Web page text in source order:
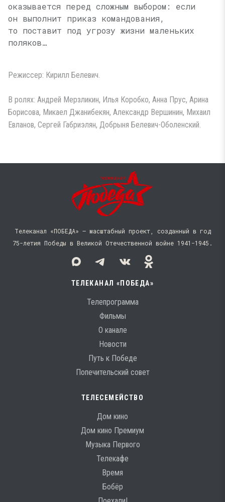
оказывается перед сложным выбором: если
он выполнит приказ командования,
то поставит под угрозу жизни маленьких
поляков…
Режиссер: Кирилл Белевич.
В ролях: Андрей Мерзликин, Илья Коробко, Анна Прус, Арина
Борисова, Микаел Джанибекян, Александр Вершинин, Михаил
Евланов, Сергей Габриэлян, Добрыня Белевич-Оболенский.
Телеканал «ПОБЕДА» — масштабный проект, созданный в год
75-летия Победы в Великой Отечественной войне 1941−1945.
ТЕЛЕКАНАЛ «ПОБЕДА»
Телепрограмма
Фильмы
О канале
Новости
Путь к Победе
Попечительский совет
ТЕЛЕСЕМЕЙСТВО
Дом кино
Дом кино Премиум
Музыка Первого
Телекафе
Время
Бобёр